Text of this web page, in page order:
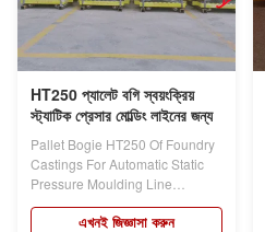
HT250 প্যালেট বগি স্বয়ংক্রিয়
স্ট্যাটিক প্রেসার মোল্ডিং লাইনের জন্য
Pallet Bogie HT250 Of Foundry
Castings For Automatic Static
Pressure Moulding Line
Products...
এখনই জিজ্ঞাসা করুন